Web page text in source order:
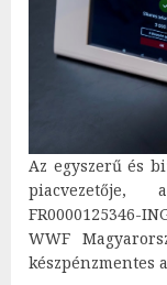
Az egyszerű és
WWF
készpénzmentes